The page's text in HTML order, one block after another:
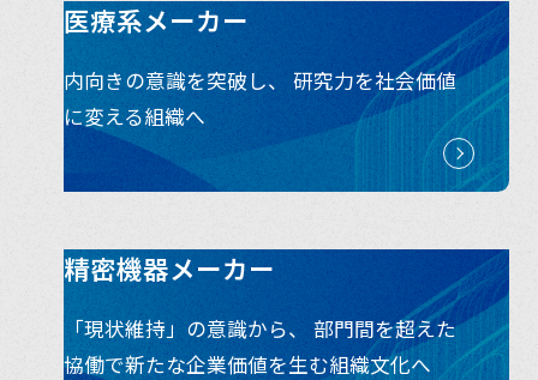
医療系メーカー
内向きの意識を突破し、 研究力を社会価値
に変える組織へ
精密機器メーカー
「現状維持」の意識から、 部門間を超えた
協働で新たな企業価値を生む組織文化へ